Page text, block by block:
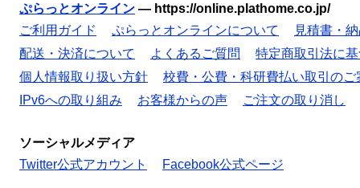
ぷらっとオンライン — https://online.plathome.co.jp/
ご利用ガイド
ぷらっとオンラインについて
見積書・
配送・決済について
よくあるご質問
特定商取引法に
個人情報取り扱い方針
校費・公費・科研費払い取引のご
IPv6への取り組み
お客様からの声 ご注文の取り消し
ソーシャルメディア
Twitter公式アカウント
Facebook公式ページ